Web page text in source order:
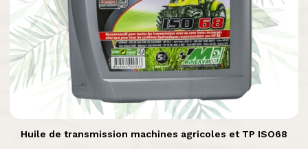
 Aperçu rapide
Huile de transmission machines agricoles et TP ISO68